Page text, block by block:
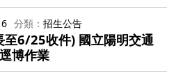
分類 招生公告
至6/25收件) 國立陽明交通
博作業